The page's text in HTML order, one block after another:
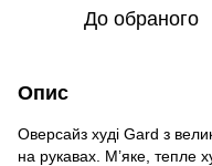
До обраного
Опис
Оверсайз худі Gard з
на рукавах. М’яке, тепле